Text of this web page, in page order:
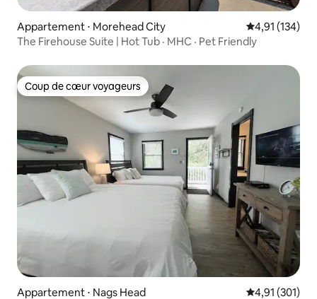
Appartement ⋅ Morehead City Évaluation
4,91 (134)
The Firehouse Suite | Hot Tub · MHC · Pet Friendly
Coup de cœur voyageurs
Coup de cœur voyageurs
Appartement ⋅ Nags Head Évaluation
4,91 (301)